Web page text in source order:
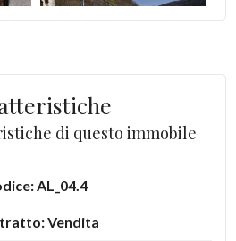
di questo immobile
AL_04.4
Vendita